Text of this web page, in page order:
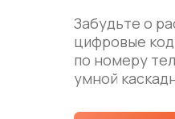
Забудьте о
цифровые
по номеру
умной